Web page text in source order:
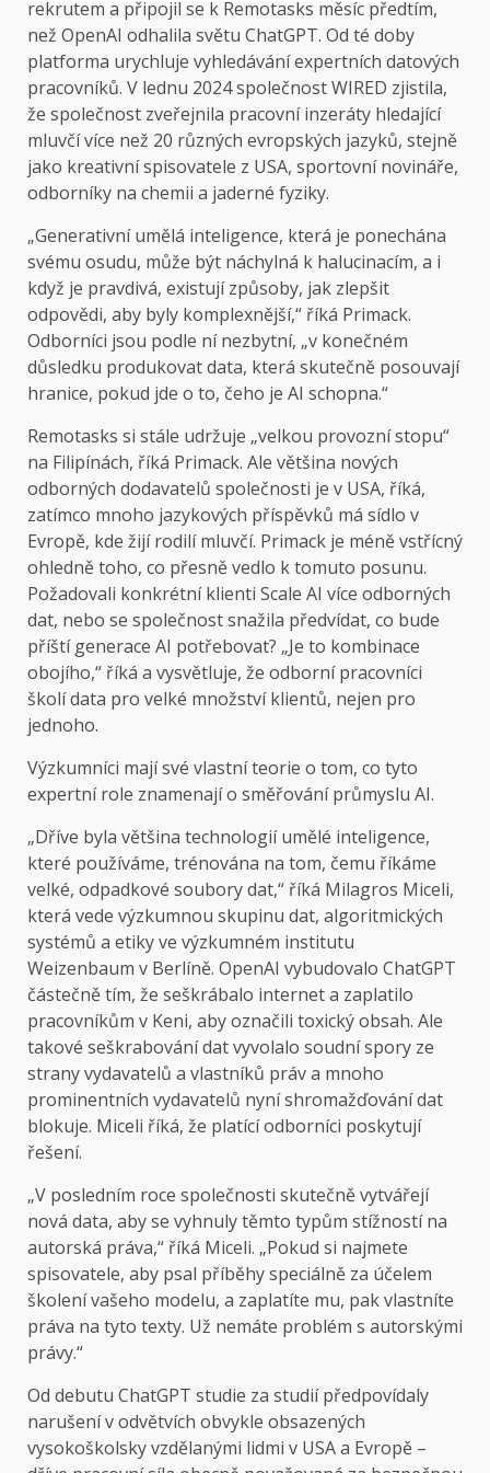
rekrutem a připojil se k Remotasks měsíc předtím,
než OpenAI odhalila světu ChatGPT. Od té doby
platforma urychluje vyhledávání expertních datových
pracovníků. V lednu 2024 společnost WIRED zjistila,
že společnost zveřejnila pracovní inzeráty hledající
mluvčí více než 20 různých evropských jazyků, stejně
jako kreativní spisovatele z USA, sportovní novináře,
odborníky na chemii a jaderné fyziky.
„Generativní umělá inteligence, která je ponechána
svému osudu, může být náchylná k halucinacím, a i
když je pravdivá, existují způsoby, jak zlepšit
odpovědi, aby byly komplexnější,“ říká Primack.
Odborníci jsou podle ní nezbytní, „v konečném
důsledku produkovat data, která skutečně posouvají
hranice, pokud jde o to, čeho je AI schopna.“
Remotasks si stále udržuje „velkou provozní stopu“
na Filipínách, říká Primack. Ale většina nových
odborných dodavatelů společnosti je v USA, říká,
zatímco mnoho jazykových příspěvků má sídlo v
Evropě, kde žijí rodilí mluvčí. Primack je méně vstřícný
ohledně toho, co přesně vedlo k tomuto posunu.
Požadovali konkrétní klienti Scale AI více odborných
dat, nebo se společnost snažila předvídat, co bude
příští generace AI potřebovat? „Je to kombinace
obojího,“ říká a vysvětluje, že odborní pracovníci
školí data pro velké množství klientů, nejen pro
jednoho.
Výzkumníci mají své vlastní teorie o tom, co tyto
expertní role znamenají o směřování průmyslu AI.
„Dříve byla většina technologií umělé inteligence,
které používáme, trénována na tom, čemu říkáme
velké, odpadkové soubory dat,“ říká Milagros Miceli,
která vede výzkumnou skupinu dat, algoritmických
systémů a etiky ve výzkumném institutu
Weizenbaum v Berlíně. OpenAI vybudovalo ChatGPT
částečně tím, že seškrábalo internet a zaplatilo
pracovníkům v Keni, aby označili toxický obsah. Ale
takové seškrabování dat vyvolalo soudní spory ze
strany vydavatelů a vlastníků práv a mnoho
prominentních vydavatelů nyní shromažďování dat
blokuje. Miceli říká, že platící odborníci poskytují
řešení.
„V posledním roce společnosti skutečně vytvářejí
nová data, aby se vyhnuly těmto typům stížností na
autorská práva,“ říká Miceli. „Pokud si najmete
spisovatele, aby psal příběhy speciálně za účelem
školení vašeho modelu, a zaplatíte mu, pak vlastníte
práva na tyto texty. Už nemáte problém s autorskými
právy.“
Od debutu ChatGPT studie za studií předpovídaly
narušení v odvětvích obvykle obsazených
vysokoškolsky vzdělanými lidmi v USA a Evropě –